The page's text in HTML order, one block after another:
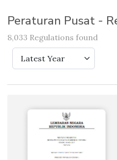
Peraturan Pusat -
8,033 Regulations found
Latest Year